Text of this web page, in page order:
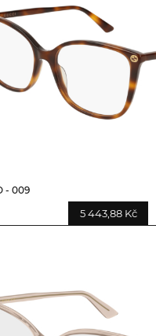
- 009
5 443,88 Kč